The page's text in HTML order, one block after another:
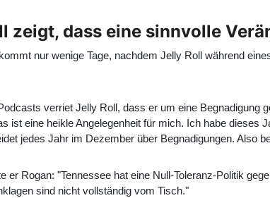
zeigt, dass eine sinnvolle
nur wenige Tage, nachdem Jelly Roll während
verriet Jelly Roll, dass er um eine Begnadigung
ist eine heikle Angelegenheit für mich. Ich habe dieses
jedes Jahr im Dezember über Begnadigungen. Also
er Rogan: "Tennessee hat eine Null-Toleranz-Politik
sind nicht vollständig vom Tisch."